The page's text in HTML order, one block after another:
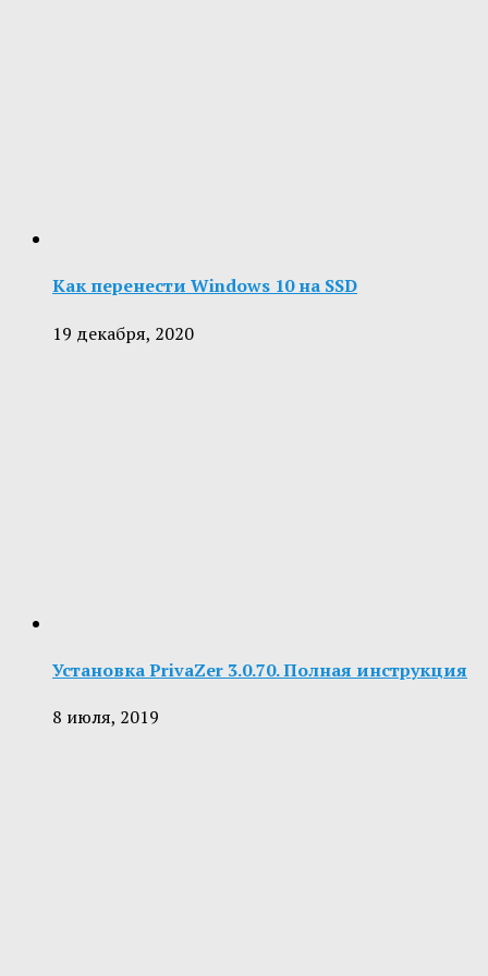
Как перенести Windows 10 на SSD
19 декабря, 2020
Установка PrivaZer 3.0.70. Полная инструкция
8 июля, 2019